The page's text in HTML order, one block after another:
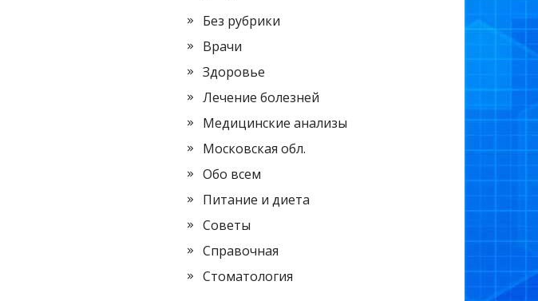
Без рубрики
Врачи
Здоровье
Лечение болезней
Медицинские анализы
Московская обл.
Обо всем
Питание и диета
Советы
Справочная
Стоматология